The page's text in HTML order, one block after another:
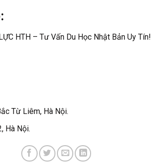
HTH – Tư Vấn Du Học Nhật Bản Uy Tín!
Từ Liêm, Hà Nội.
Hà Nội.